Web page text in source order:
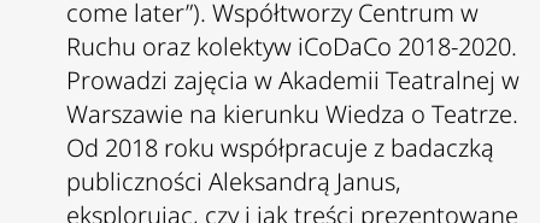
come later”). Współtworzy Centrum w
Ruchu oraz kolektyw iCoDaCo 2018-2020.
Prowadzi zajęcia w Akademii Teatralnej w
Warszawie na kierunku Wiedza o Teatrze.
Od 2018 roku współpracuje z badaczką
publiczności Aleksandrą Janus,
eksplorując, czy i jak treści prezentowane